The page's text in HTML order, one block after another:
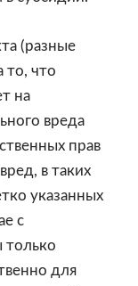
(разные
то, что
на
вреда
прав
в таких
указанных
с
только
для